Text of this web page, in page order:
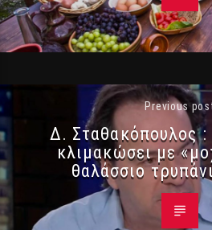
Previous
Δ. Σταθακόπουλος :
κλιμακώσει με
θαλάσσιο